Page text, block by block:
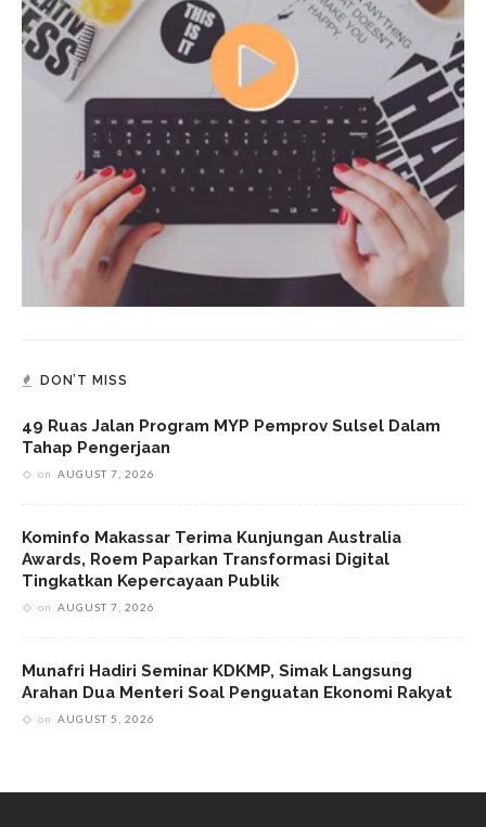
DON’T MISS
49 Ruas Jalan Program MYP Pemprov Sulsel Dalam
Tahap Pengerjaan
on AUGUST 7, 2026
Kominfo Makassar Terima Kunjungan Australia
Awards, Roem Paparkan Transformasi Digital
Tingkatkan Kepercayaan Publik
on AUGUST 7, 2026
Munafri Hadiri Seminar KDKMP, Simak Langsung
Arahan Dua Menteri Soal Penguatan Ekonomi Rakyat
on AUGUST 5, 2026